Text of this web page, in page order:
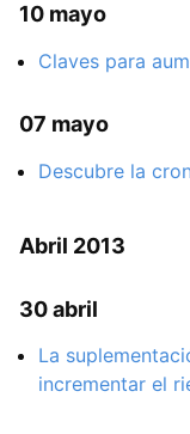
10 mayo
Claves para
07 mayo
Descubre la
Abril 2013
30 abril
La
incrementar el